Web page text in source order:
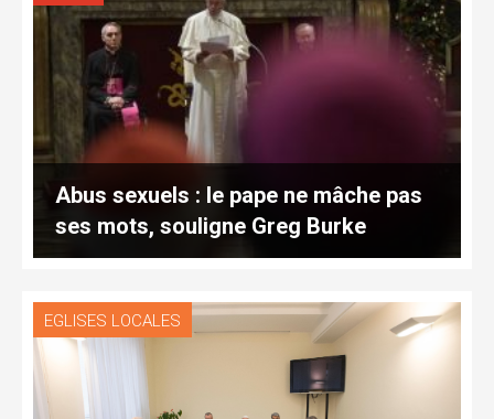
Abus sexuels : le pape ne mâche pas
ses mots, souligne Greg Burke
EGLISES LOCALES